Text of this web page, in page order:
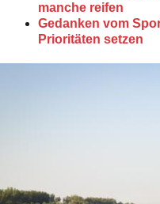
manche reifen
Gedanken vom
Prioritäten setzen